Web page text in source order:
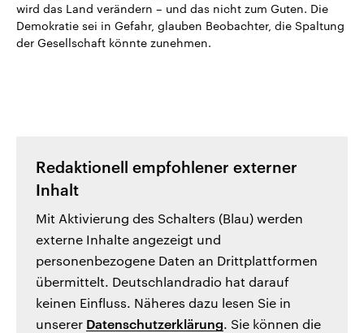
wird das Land verändern – und das nicht zum Guten. Die
Demokratie sei in Gefahr, glauben Beobachter, die Spaltung
der Gesellschaft könnte zunehmen.
Redaktionell empfohlener externer
Inhalt
Mit Aktivierung des Schalters (Blau) werden
externe Inhalte angezeigt und
personenbezogene Daten an Drittplattformen
übermittelt. Deutschlandradio hat darauf
keinen Einfluss. Näheres dazu lesen Sie in
unserer Datenschutzerklärung. Sie können die